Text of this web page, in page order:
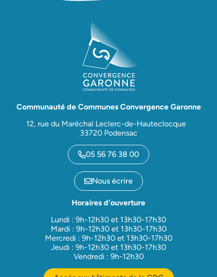
Communauté de Communes Convergence Garonne
12, rue du Maréchal Leclerc-de-Hauteclocque
33720 Podensac
05 56 76 38 00
Nous écrire
Horaires d'ouverture
Lundi : 9h-12h30 et 13h30-17h30
Mardi : 9h-12h30 et 13h30-17h30
Mercredi : 9h-12h30 et 13h30-17h30
Jeudi : 9h-12h30 et 13h30-17h30
Vendredi : 9h-12h30